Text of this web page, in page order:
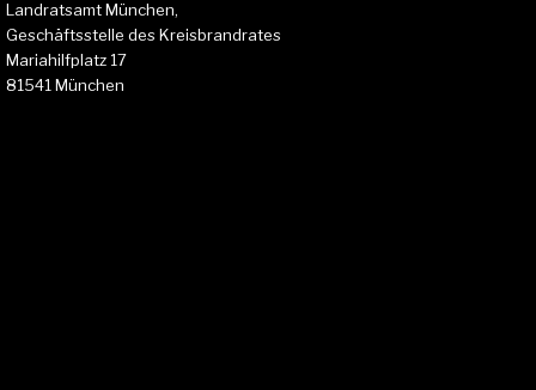
Landratsamt München,
Geschäftsstelle des Kreisbrandrates
Mariahilfplatz 17
81541 München